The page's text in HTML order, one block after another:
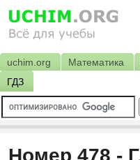
uchim.org Математика
ГДЗ
Номер 478 -